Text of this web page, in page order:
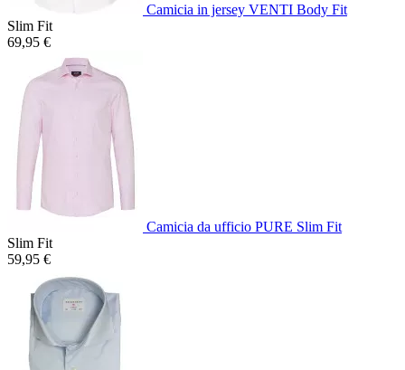
Camicia in jersey VENTI Body Fit
Slim Fit
69,95 €
Camicia da ufficio PURE Slim Fit
Slim Fit
59,95 €